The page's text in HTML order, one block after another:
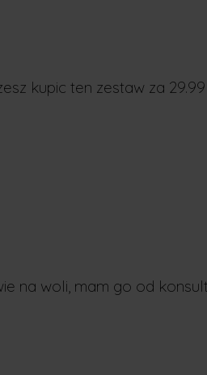
kupic ten zestaw za 29.99
na woli, mam go od